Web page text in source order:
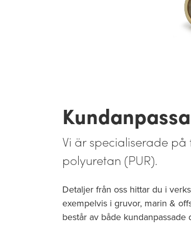
Vi är specialiserade
polyuretan (PUR).
Detaljer från oss hittar du i
exempelvis i gruvor, marin &
består av både